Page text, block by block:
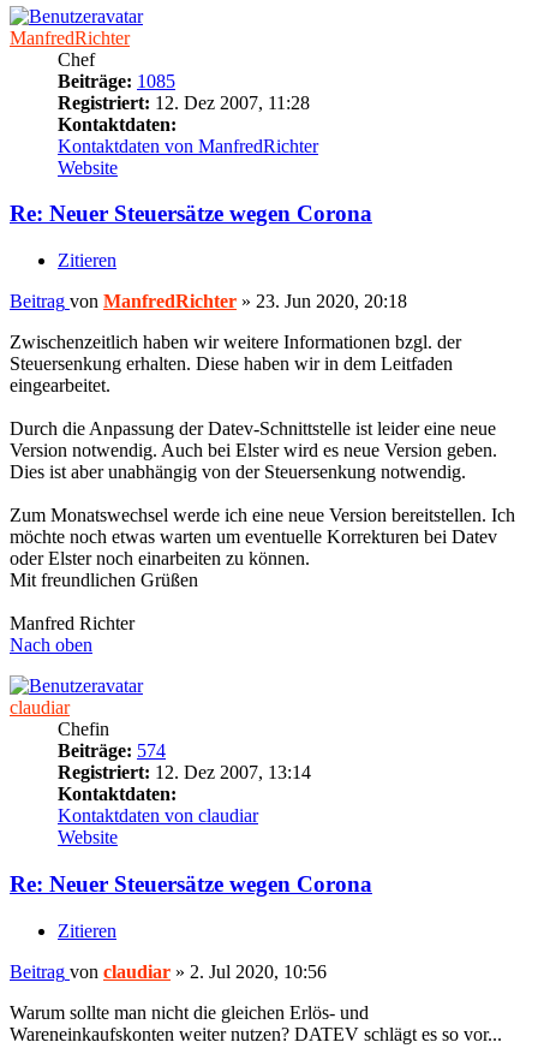
ManfredRichter
Chef
Beiträge: 1085
Registriert: 12. Dez 2007, 11:28
Kontaktdaten:
Kontaktdaten von ManfredRichter
Website
Re: Neuer Steuersätze wegen Corona
Zitieren
Beitrag von ManfredRichter » 23. Jun 2020, 20:18
Zwischenzeitlich haben wir weitere Informationen bzgl. der
Steuersenkung erhalten. Diese haben wir in dem Leitfaden
eingearbeitet.
Durch die Anpassung der Datev-Schnittstelle ist leider eine neue
Version notwendig. Auch bei Elster wird es neue Version geben.
Dies ist aber unabhängig von der Steuersenkung notwendig.
Zum Monatswechsel werde ich eine neue Version bereitstellen. Ich
möchte noch etwas warten um eventuelle Korrekturen bei Datev
oder Elster noch einarbeiten zu können.
Mit freundlichen Grüßen
Manfred Richter
Nach oben
claudiar
Chefin
Beiträge: 574
Registriert: 12. Dez 2007, 13:14
Kontaktdaten:
Kontaktdaten von claudiar
Website
Re: Neuer Steuersätze wegen Corona
Zitieren
Beitrag von claudiar » 2. Jul 2020, 10:56
Warum sollte man nicht die gleichen Erlös- und
Wareneinkaufskonten weiter nutzen? DATEV schlägt es so vor...